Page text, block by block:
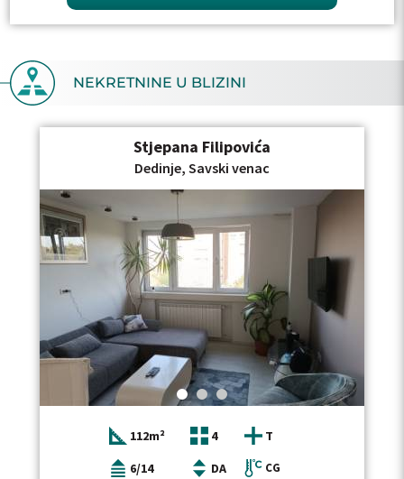
NEKRETNINE U BLIZINI
Stjepana Filipovića
Dedinje, Savski venac
112m² 4
T
6/14
DA CG